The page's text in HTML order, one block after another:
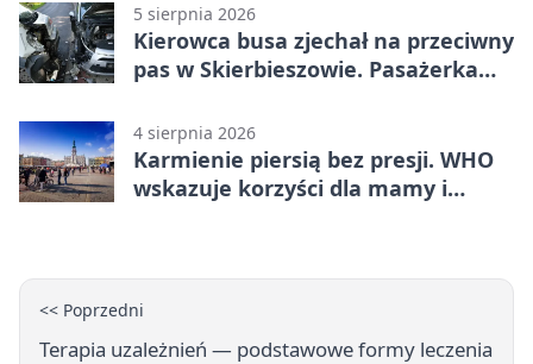
5 sierpnia 2026
Kierowca busa zjechał na przeciwny
pas w Skierbieszowie. Pasażerka
4 sierpnia 2026
Karmienie piersią bez presji. WHO
wskazuje korzyści dla mamy i
<< Poprzedni
Terapia uzależnień — podstawowe formy leczenia